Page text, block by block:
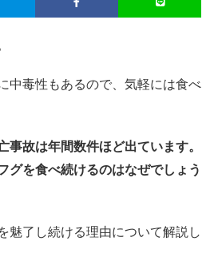
中毒性もあるので、気軽には食べ
事故は年間数件ほど出ています。
グを食べ続けるのはなぜでしょう
魅了し続ける理由について解説し